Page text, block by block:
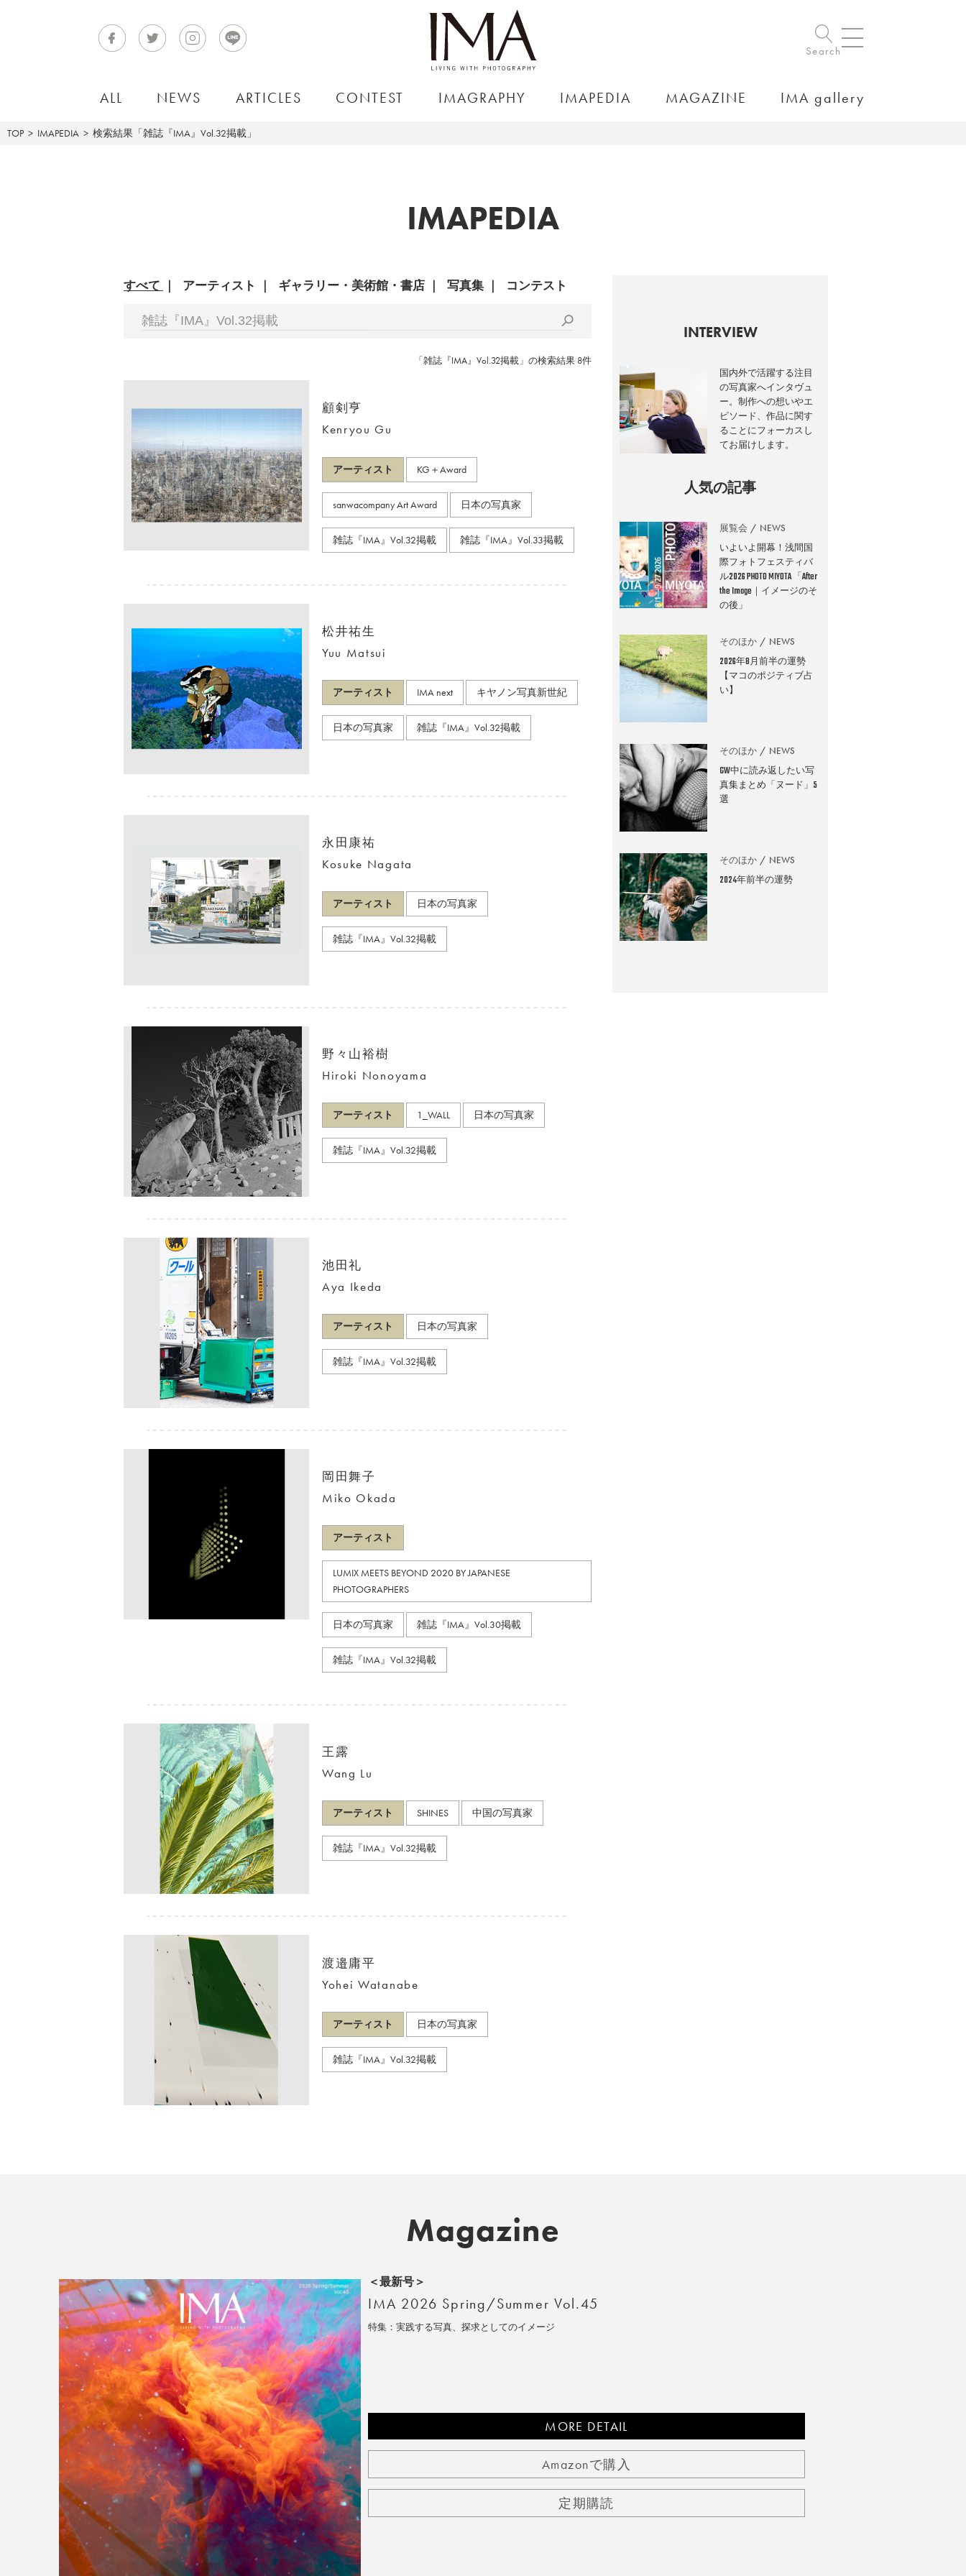
Search
ALL NEWS ARTICLES CONTEST IMAGRAPHY IMAPEDIA MAGAZINE IMA gallery
TOP IMAPEDIA 検索結果「雑誌『IMA』Vol.32掲載」
IMAPEDIA
すべて アーティスト ギャラリー・美術館・書店 写真集 コンテスト
「雑誌『IMA』Vol.32掲載」の検索結果 8件
顧剣亨
Kenryou Gu
アーティスト KG＋Award
sanwacompany Art Award 日本の写真家
雑誌『IMA』Vol.32掲載 雑誌『IMA』Vol.33掲載
松井祐生
Yuu Matsui
アーティスト IMA next キヤノン写真新世紀
日本の写真家 雑誌『IMA』Vol.32掲載
永田康祐
Kosuke Nagata
アーティスト 日本の写真家
雑誌『IMA』Vol.32掲載
野々山裕樹
Hiroki Nonoyama
アーティスト 1_WALL 日本の写真家
雑誌『IMA』Vol.32掲載
池田礼
Aya Ikeda
アーティスト 日本の写真家
雑誌『IMA』Vol.32掲載
岡田舞子
Miko Okada
アーティスト
LUMIX MEETS BEYOND 2020 BY JAPANESE
PHOTOGRAPHERS
日本の写真家 雑誌『IMA』Vol.30掲載
雑誌『IMA』Vol.32掲載
王露
Wang Lu
アーティスト SHINES 中国の写真家
雑誌『IMA』Vol.32掲載
渡邉庸平
Yohei Watanabe
アーティスト 日本の写真家
雑誌『IMA』Vol.32掲載
INTERVIEW
国内外で活躍する注目
の写真家へインタヴュ
ー。制作への想いやエ
ピソード、作品に関す
ることにフォーカスし
てお届けします。
人気の記事
展覧会 NEWS
いよいよ開幕！浅間国
際フォトフェスティバ
ル2026 PHOTO MIYOTA 「After
the Image｜イメージのそ
の後」
そのほか NEWS
2026年8月前半の運勢
【マコのポジティブ占
い】
そのほか NEWS
GW中に読み返したい写
真集まとめ「ヌード」5
選
そのほか NEWS
2024年前半の運勢
Magazine
＜最新号＞
IMA 2026 Spring/Summer Vol.45
特集：実践する写真、探求としてのイメージ
MORE DETAIL
Amazonで購入
定期購読